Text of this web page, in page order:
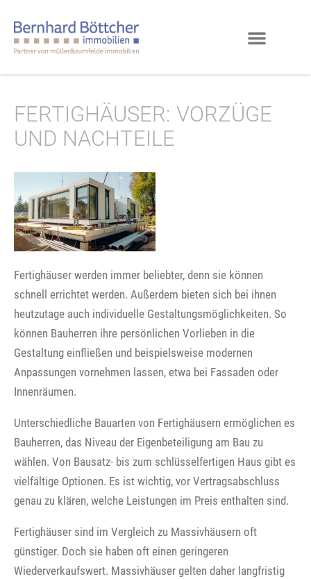
FERTIGHÄUSER: VORZÜGE
UND NACHTEILE
Fertighäuser werden immer beliebter, denn sie können
schnell errichtet werden. Außerdem bieten sich bei ihnen
heutzutage auch individuelle Gestaltungsmöglichkeiten. So
können Bauherren ihre persönlichen Vorlieben in die
Gestaltung einfließen und beispielsweise modernen
Anpassungen vornehmen lassen, etwa bei Fassaden oder
Innenräumen.
Unterschiedliche Bauarten von Fertighäusern ermöglichen es
Bauherren, das Niveau der Eigenbeteiligung am Bau zu
wählen. Von Bausatz- bis zum schlüsselfertigen Haus gibt es
vielfältige Optionen. Es ist wichtig, vor Vertragsabschluss
genau zu klären, welche Leistungen im Preis enthalten sind.
Fertighäuser sind im Vergleich zu Massivhäusern oft
günstiger. Doch sie haben oft einen geringeren
Wiederverkaufswert. Massivhäuser gelten daher langfristig